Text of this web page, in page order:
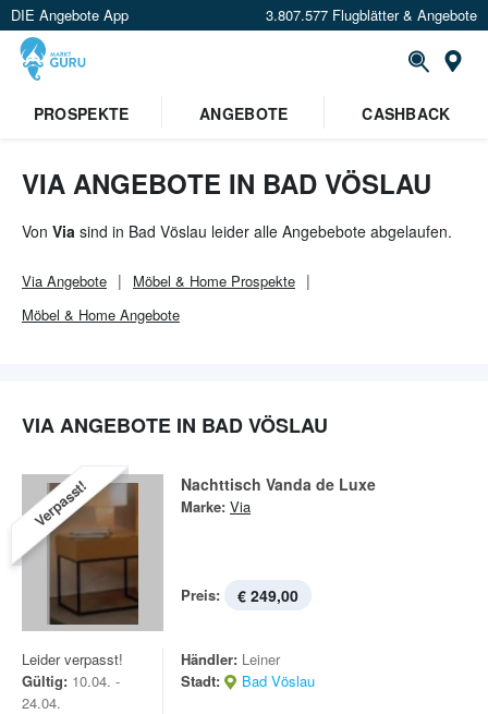
DIE Angebote App 3.807.577 Flugblätter & Angebote
PROSPEKTE ANGEBOTE CASHBACK
VIA ANGEBOTE IN BAD VÖSLAU
Von Via sind in Bad Vöslau leider alle Angebebote abgelaufen.
Via Angebote Möbel & Home Prospekte
Möbel & Home Angebote
VIA ANGEBOTE IN BAD VÖSLAU
Verpasst! Nachttisch Vanda de Luxe
Marke: Via
Preis: € 249,00
Leider verpasst!
Gültig: 10.04. -
24.04.
Händler: Leiner
Stadt:
Bad Vöslau